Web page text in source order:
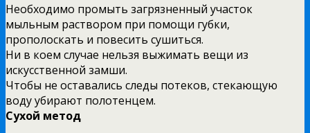
Необходимо промыть загрязненный участок
мыльным раствором при помощи губки,
прополоскать и повесить сушиться.
Ни в коем случае нельзя выжимать вещи из
искусственной замши.
Чтобы не оставались следы потеков, стекающую
воду убирают полотенцем.
Сухой метод